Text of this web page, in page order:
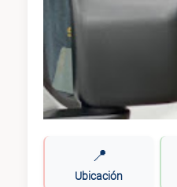
📍
Ubicación